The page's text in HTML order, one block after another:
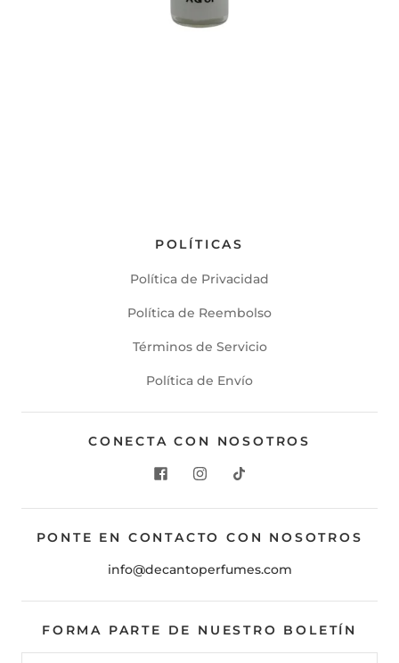
POLÍTICAS
Política de Privacidad
Política de Reembolso
Términos de Servicio
Política de Envío
CONECTA CON NOSOTROS
PONTE EN CONTACTO CON NOSOTROS
info@decantoperfumes.com
FORMA PARTE DE NUESTRO BOLETÍN